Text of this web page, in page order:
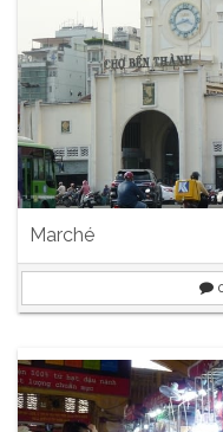
Marché